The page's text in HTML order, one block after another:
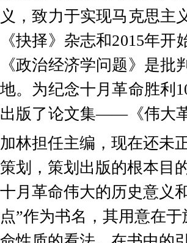
义，致力于实现马克思主
《抉择》杂志和2015年开
《政治经济学问题》是
地。为纪念十月革命胜利
出版了论文集——《伟大
加林担任主编，现在还未
策划，策划出版的根本目
十月革命伟大的历史意义
点”作为书名，其用意在